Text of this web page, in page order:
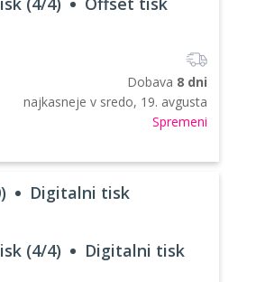
Dobava 8 dni
najkasneje v sredo, 19. avgusta
Spremeni
Digitalni tisk
(4/4) Digitalni tisk